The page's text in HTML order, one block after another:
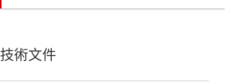
技術文件